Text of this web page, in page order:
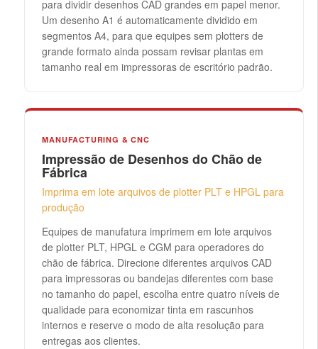
para dividir desenhos CAD grandes em papel menor.
Um desenho A1 é automaticamente dividido em
segmentos A4, para que equipes sem plotters de
grande formato ainda possam revisar plantas em
tamanho real em impressoras de escritório padrão.
MANUFACTURING & CNC
Impressão de Desenhos do Chão de
Fábrica
Imprima em lote arquivos de plotter PLT e HPGL para
produção
Equipes de manufatura imprimem em lote arquivos
de plotter PLT, HPGL e CGM para operadores do
chão de fábrica. Direcione diferentes arquivos CAD
para impressoras ou bandejas diferentes com base
no tamanho do papel, escolha entre quatro níveis de
qualidade para economizar tinta em rascunhos
internos e reserve o modo de alta resolução para
entregas aos clientes.